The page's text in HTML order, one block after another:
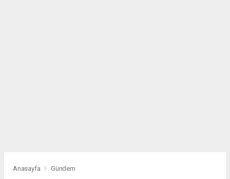
Anasayfa Gündem